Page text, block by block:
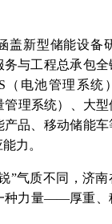
新型储能设备
务与工程总承包
（电池管理系统
管理系统）、大
产品、移动储能
力。
气质不同，济南
种力量——厚重、